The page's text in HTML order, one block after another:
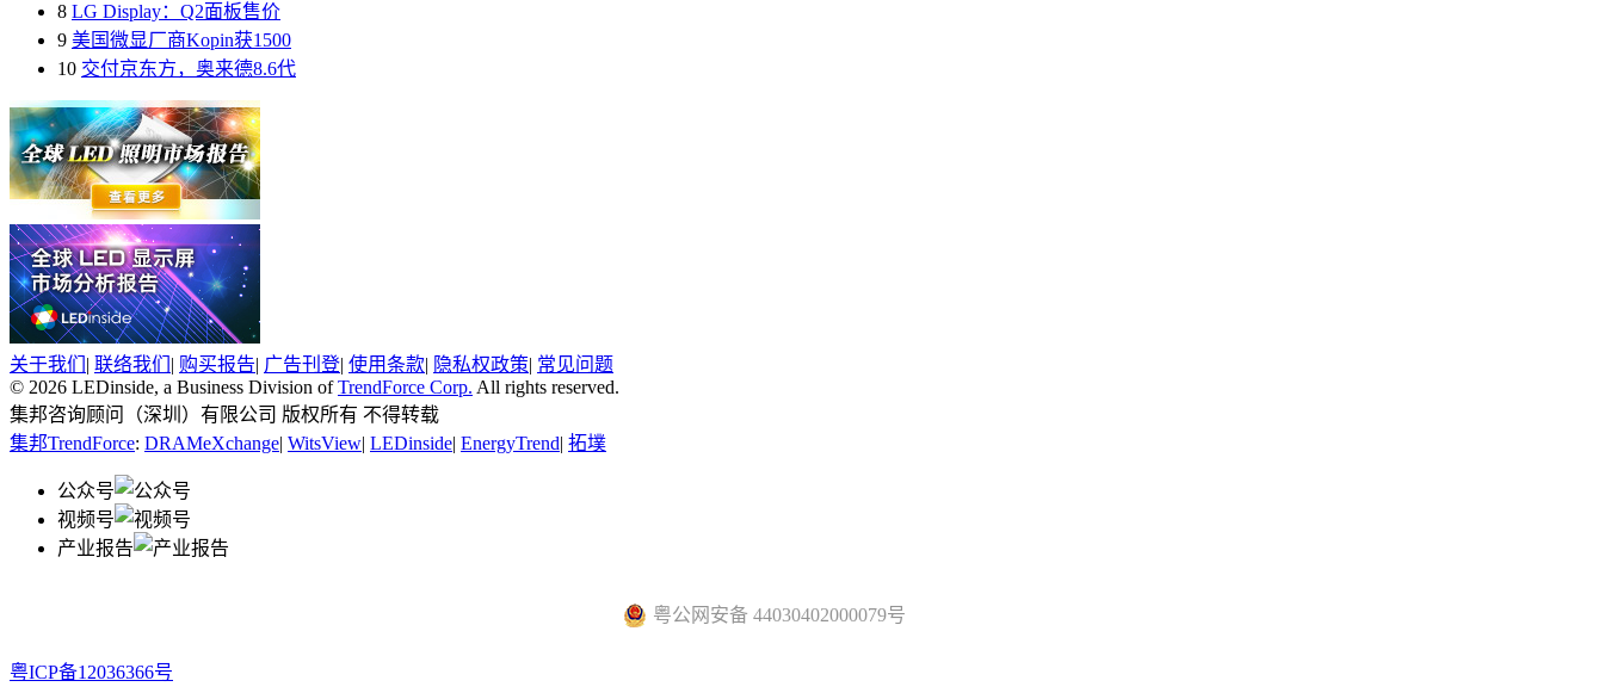
8 LG Display：Q2面板售价
9 美国微显厂商Kopin获1500
10 交付京东方，奥来德8.6代
关于我们 | 联络我们 | 购买报告| 广告刊登| 使用条款| 隐私权政策| 常见问题
© 2026 LEDinside, a Business Division ofTrendForce Corp. All rights reserved.
集邦咨询顾问（深圳）有限公司 版权所有 不得转载
集邦TrendForce: DRAMeXchange| WitsView| LEDinside| EnergyTrend| 拓墣
公众号
视频号
产业报告
粤公网安备 44030402000079号
粤ICP备12036366号